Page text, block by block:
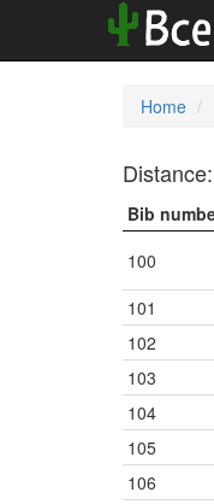
Home
Bib
100
101
102
103
104
105
106